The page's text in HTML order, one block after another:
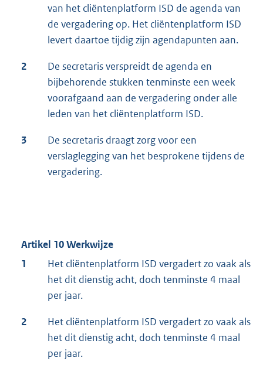
van het cliëntenplatform ISD de agenda van
de vergadering op. Het cliëntenplatform ISD
levert daartoe tijdig zijn agendapunten aan.
2
De secretaris verspreidt de agenda en
bijbehorende stukken tenminste een week
voorafgaand aan de vergadering onder alle
leden van het cliëntenplatform ISD.
3
De secretaris draagt zorg voor een
verslaglegging van het besprokene tijdens de
vergadering.
Artikel 10 Werkwijze
1
Het cliëntenplatform ISD vergadert zo vaak als
het dit dienstig acht, doch tenminste 4 maal
per jaar.
2
Het cliëntenplatform ISD vergadert zo vaak als
het dit dienstig acht, doch tenminste 4 maal
per jaar.